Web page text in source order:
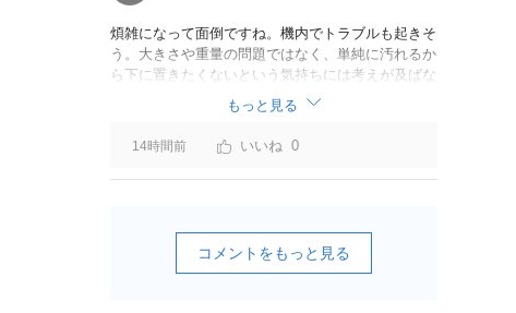
煩雑になって面倒ですね。機内でトラブルも起きそ
う。大きさや重量の問題ではなく、単純に汚れるか
ら下に置きたくないという気持ちには考えが及ばな
かったのでしょうかね。いっそ、荷物棚を撤去した
座席を作って、座席指定も荷物も含んだプランとす
べて無しで格安プランで分けてもらった方がシンプ
ルで分かりやすいかも。どんどん料金が細分化され
て面倒です。
もっと見る
14時間前 0
コメントをもっと見る